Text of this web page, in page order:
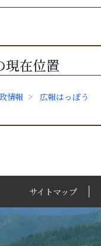
現在位置
情報 広報はっぽう
サイトマップ